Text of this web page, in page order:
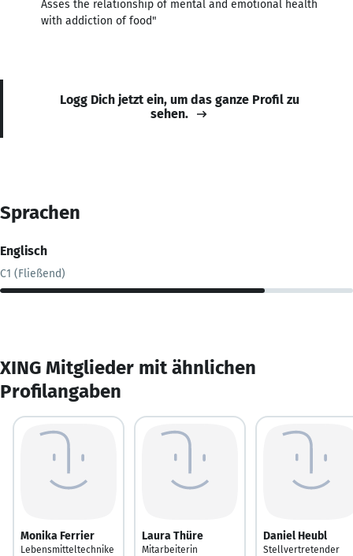
Asses the relationship of mental and emotional health
with addiction of food"
Logg Dich jetzt ein, um das ganze Profil zu
sehen.
Sprachen
Englisch
C1 (Fließend)
XING Mitglieder mit ähnlichen
Profilangaben
Monika Ferrier
Lebensmitteltechnike
Laura Thüre
Mitarbeiterin
Daniel Heubl
Stellvertretender